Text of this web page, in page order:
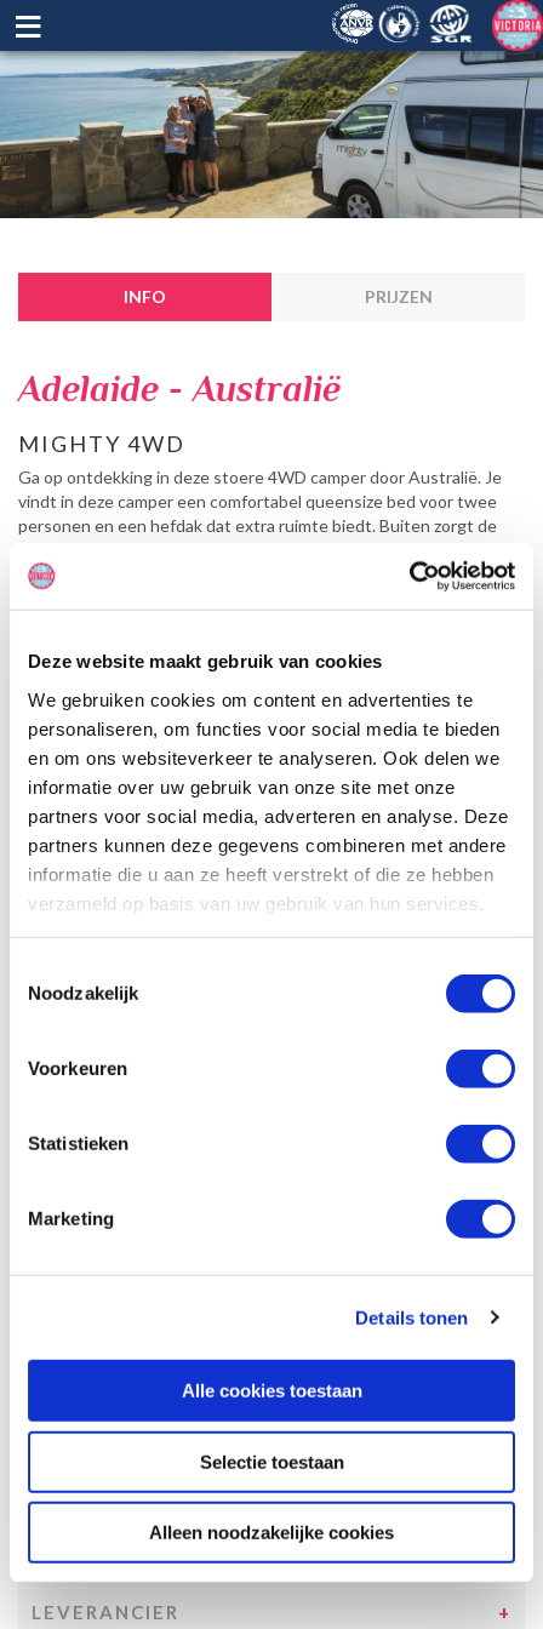
Deze website maakt gebruik van cookies
We gebruiken cookies om content en advertenties te
personaliseren, om functies voor social media te bieden
en om ons websiteverkeer te analyseren. Ook delen we
informatie over uw gebruik van onze site met onze
partners voor social media, adverteren en analyse. Deze
partners kunnen deze gegevens combineren met andere
informatie die u aan ze heeft verstrekt of die ze hebben
verzameld op basis van uw gebruik van hun services.
Noodzakelijk
Voorkeuren
Statistieken
Marketing
Details tonen
Alle cookies toestaan
Selectie toestaan
Alleen noodzakelijke cookies
≡
INFO PRIJZEN
Adelaide - Australië
MIGHTY 4WD
Ga op ontdekking in deze stoere 4WD camper door Australië. Je
vindt in deze camper een comfortabel queensize bed voor twee
personen en een hefdak dat extra ruimte biedt. Buiten zorgt de
handige keuken die is uitgerust met een koelkast, draagbare
kooktoestel en inklapbare spoelbak. Wil je even opfrissen? Dan kan
slechts ter illustratie. De aangegeven hoeveelheid bedden is geen
garantie dat de maximale bezetting voldoende comfortabel is.
beschrijving en tekeningen en ook tussentijds gewijzigd worden.
INCLUSIEF/EXCLUSIEF
VOORWAARDEN
SPECIALS
TOESLAGEN
LEVERANCIER